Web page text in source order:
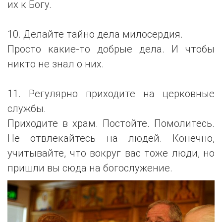
их к Богу.
10. Делайте тайно дела милосердия.
Просто какие-то добрые дела. И чтобы
никто не знал о них.
11. Регулярно приходите на церковные
службы.
Приходите в храм. Постойте. Помолитесь.
Не отвлекайтесь на людей. Конечно,
учитывайте, что вокруг вас тоже люди, но
пришли вы сюда на богослужение.